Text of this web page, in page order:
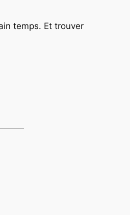
temps. Et trouver